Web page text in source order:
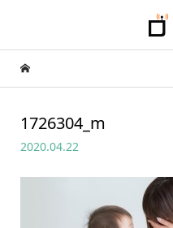
1726304_m
2020.04.22